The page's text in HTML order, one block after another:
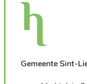
Gemeente Sint-